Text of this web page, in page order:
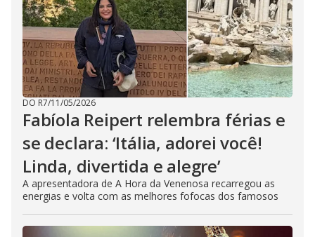
DO R7/11/05/2026
Fabíola Reipert relembra férias e
se declara: ‘Itália, adorei você!
Linda, divertida e alegre’
A apresentadora de A Hora da Venenosa recarregou as
energias e volta com as melhores fofocas dos famosos